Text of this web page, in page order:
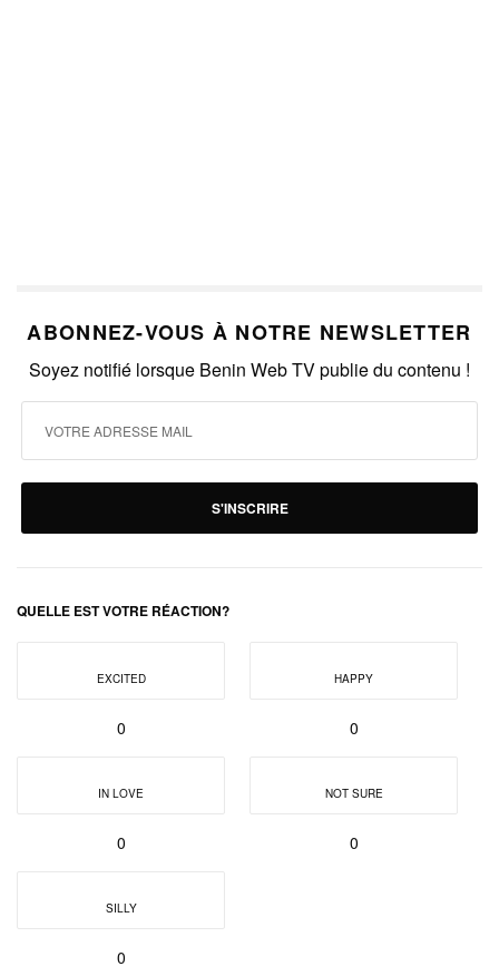
ABONNEZ-VOUS À NOTRE NEWSLETTER
Soyez notifié lorsque Benin Web TV publie du contenu !
S'INSCRIRE
QUELLE EST VOTRE RÉACTION?
EXCITED
0
HAPPY
0
IN LOVE
0
NOT SURE
0
SILLY
0